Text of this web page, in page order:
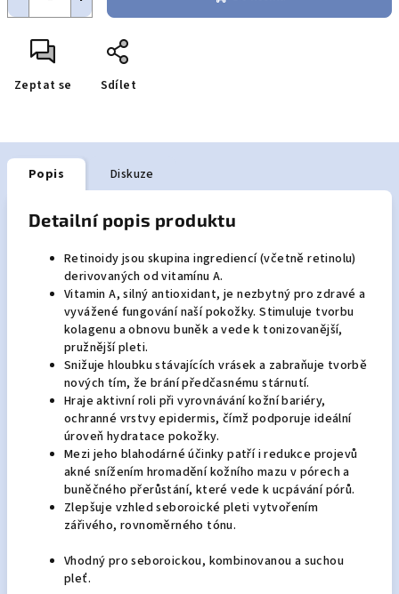
Zeptat se Sdílet
Popis Diskuze
Detailní popis produktu
Retinoidy jsou skupina ingrediencí (včetně retinolu)
derivovaných od vitamínu A.
Vitamin A, silný antioxidant, je nezbytný pro zdravé a
vyvážené fungování naší pokožky. Stimuluje tvorbu
kolagenu a obnovu buněk a vede k tonizovanější,
pružnější pleti.
Snižuje hloubku stávajících vrásek a zabraňuje tvorbě
nových tím, že brání předčasnému stárnutí.
Hraje aktivní roli při vyrovnávání kožní bariéry,
ochranné vrstvy epidermis, čímž podporuje ideální
úroveň hydratace pokožky.
Mezi jeho blahodárné účinky patří i redukce projevů
akné snížením hromadění kožního mazu v pórech a
buněčného přerůstání, které vede k ucpávání pórů.
Zlepšuje vzhled seboroické pleti vytvořením
zářivého, rovnoměrného tónu.
Vhodný pro seboroickou, kombinovanou a suchou
pleť.